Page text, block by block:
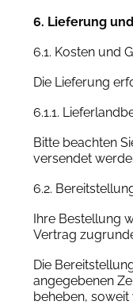
6. Lieferung
6.1. Kosten und
Die Lieferung
6.1.1.
Bitte beachten
versendet
6.2.
Ihre Bestellung
Vertrag
Die
angegebenen
beheben,